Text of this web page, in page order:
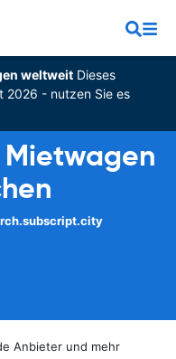
weltweitDieses
2026 - nutzen Sie es
Mietwagen
Anbieter und mehr